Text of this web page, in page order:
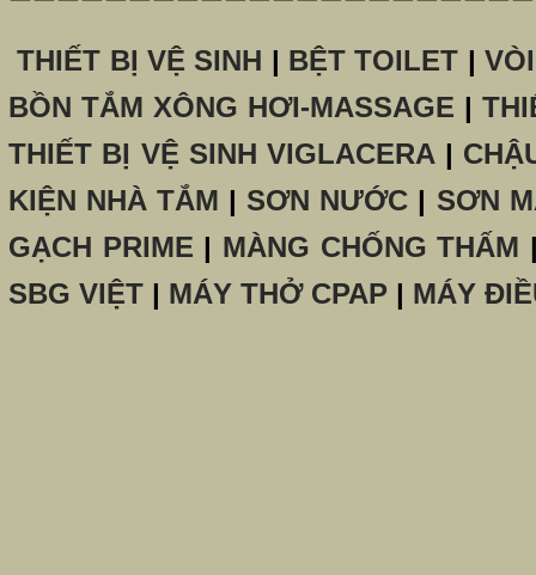
THIẾT BỊ VỆ SINH | BỆT TOILET |
BỒN TẮM XÔNG HƠI-MASSAGE |
THIẾT BỊ VỆ SINH VIGLACERA|
KIỆN NHÀ TẮM | SƠN NƯỚC | SƠN
GẠCH PRIME | MÀNG CHỐNG THẤM
SBG VIỆT | MÁY THỞ CPAP | MÁY